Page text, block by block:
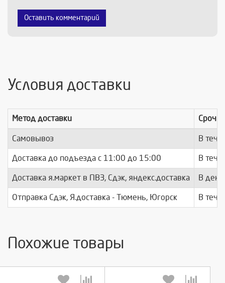
Оставить комментарий
Условия доставки
Метод доставки
Самовывоз В
Доставка до подъезда c 11:00 до 15:00 В
Доставка я.маркет в ПВЗ, Сдэк, яндекс.доставка В день
Отправка Сдэк, Я.доставка - Тюмень, Югорск В
Похожие товары